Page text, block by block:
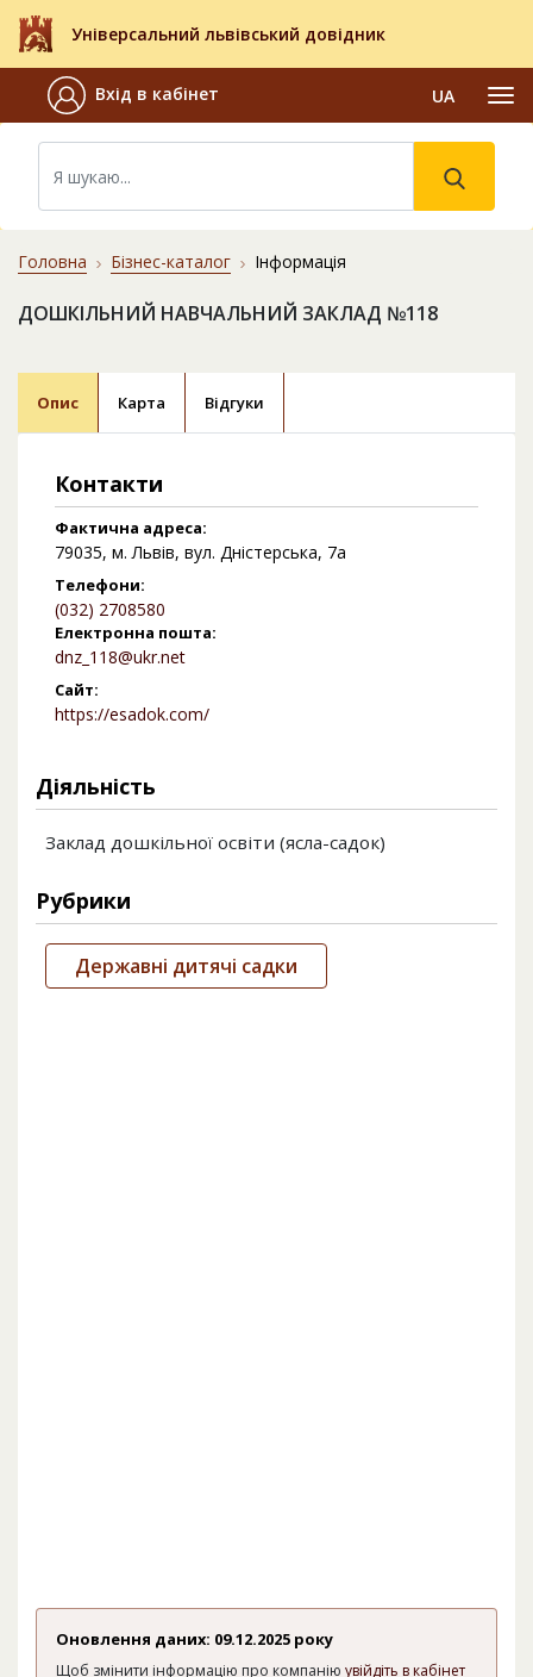
Універсальний львівський довідник
Вхід в кабінет UA
Головна Бізнес-каталог Інформація
ДОШКІЛЬНИЙ НАВЧАЛЬНИЙ ЗАКЛАД №118
Опис Карта Відгуки
Контакти
Фактична адреса:
79035, м. Львів, вул. Дністерська, 7а
Телефони:
(032) 2708580
Електронна пошта:
dnz_118@ukr.net
Сайт:
https://esadok.com/
Діяльність
Заклад дошкільної освіти (ясла-садок)
Рубрики
Державні дитячі садки
Оновлення даних: 09.12.2025 року
Щоб змінити інформацію про компанію увійдіть в кабінет